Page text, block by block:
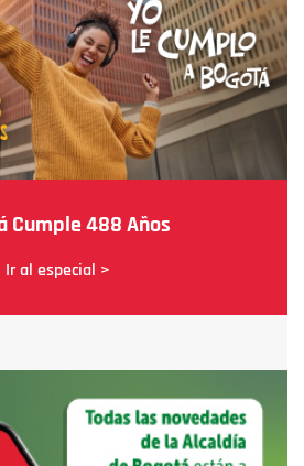
Cumple 488 Años
Ir al especial >